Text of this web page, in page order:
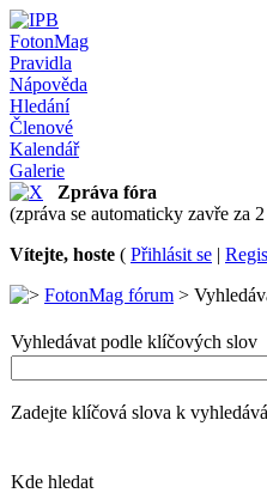
FotonMag
Pravidla
Nápověda
Hledání
Členové
Kalendář
Galerie
Zpráva fóra
(zpráva se automaticky zavře za
Vítejte, hoste ( Přihlásit se |
FotonMag fórum >
Vyhledávat podle klíčových slov
Zadejte klíčová slova k
Kde hledat